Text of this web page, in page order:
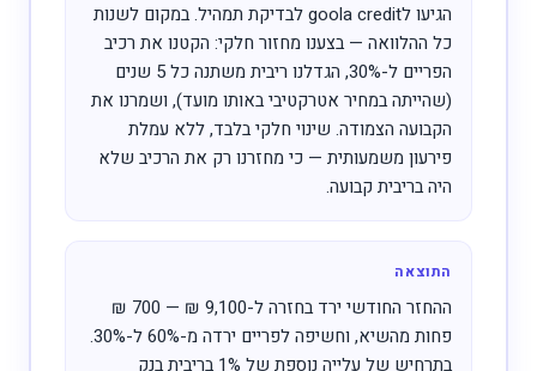
הגיעו לgoola credit לבדיקת תמהיל. במקום לשנות
כל ההלוואה — בצענו מחזור חלקי: הקטנו את רכיב
הפריים ל-30%, הגדלנו ריבית משתנה כל 5 שנים
(שהייתה במחיר אטרקטיבי באותו מועד), ושמרנו את
הקבועה הצמודה. שינוי חלקי בלבד, ללא עמלת
פירעון משמעותית — כי מחזרנו רק את הרכיב שלא
היה בריבית קבועה.
התוצאה
ההחזר החודשי ירד בחזרה ל-9,100 ₪ — 700 ₪
פחות מהשיא, וחשיפה לפריים ירדה מ-60% ל-30%.
בתרחיש של עלייה נוספת של 1% בריבית בנק